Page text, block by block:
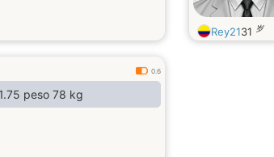
Rey2131 岁
0.6
peso 78 kg